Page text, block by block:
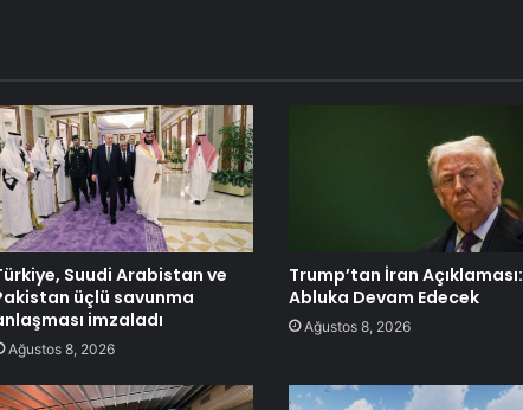
Suudi Arabistan ve
üçlü savunma
imzaladı
Ağustos 8, 2026
Trump’tan İran Açıklaması:
Abluka Devam Edecek
Ağustos 8, 2026